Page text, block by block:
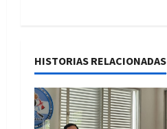
ó
n
d
HISTORIAS RELACIONADAS